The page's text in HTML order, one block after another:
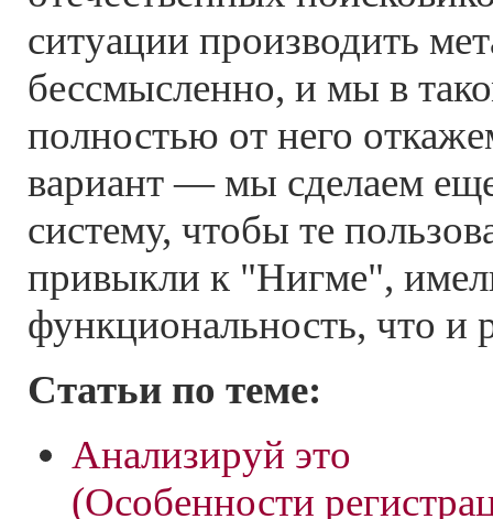
ситуации производить
бессмысленно, и мы в
полностью от него
вариант — мы сделаем
систему, чтобы те
привыкли к "Нигме",
функциональность, что и
Статьи по теме:
Анализируй это
(Особенности